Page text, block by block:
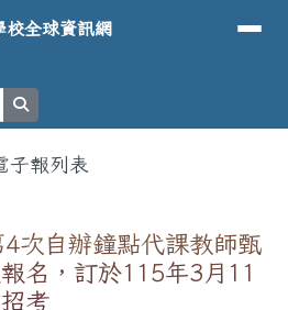
級中等學校全球資
校全球資訊網
子報列表
次自辦鐘點代課教師甄
名，訂於115年3月11
考